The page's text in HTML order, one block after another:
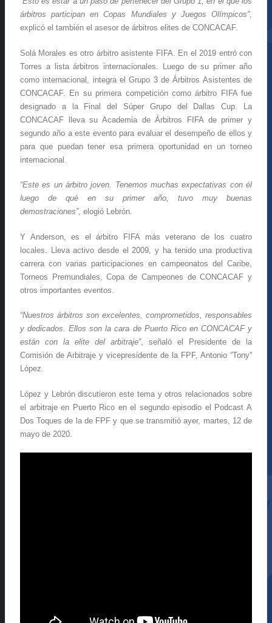
árbitros participan en Copas Mundiales y Juegos Olímpicos”,
explicó el también el asesor de árbitros elites de CONCACAF.
Solá Morales es otro árbitro asistente FIFA. En el 2019 entró con
Torres a lista árbitros internacionales. Luego de su primer año
como internacional, integra el Grupo 3 de Árbitros Asistentes de
CONCACAF. En su primera competición como árbitro FIFA fue
designado a la Final del Súper Grupo del Dallas Cup. La
CONCACAF lleva su Academia de Árbitros FIFA de primer y
segundo año a este evento para evaluar el desempeño de ellos y
para que puedan tener esa primera oportunidad en un torneo
internacional.
“Este es un árbitro joven. Tenemos muchas expectativas con él
luego de qué en su primer año, tuvo muy buenas
demostraciones”, elogió Lebrón.
Y Anderson, es el árbitro FIFA más veterano de los cuatro
locales. Lleva activo desde el 2009, y ha tenido una productiva
carrera con varias participaciones en campeonatos del Caribe,
Torneos Premundiales, Copa de Campeones de CONCACAF y
otros importantes eventos.
“Nuestros árbitros son excelentes, comprometidos, responsables
y dedicados. Ellos son la cara de Puerto Rico en CONCACAF y
están con la elite del arbitraje”, señaló el Presidente de la
Comisión de Arbitraje y vicepresidente de la FPF, Antonio “Tony”
López.
López y Lebrón discutieron este tema y otros relacionados sobre
el arbitraje en Puerto Rico en el segundo episodio el Podcast A
Dos Toques de la de FPF y que se transmitió ayer, martes, 12 de
mayo de 2020.